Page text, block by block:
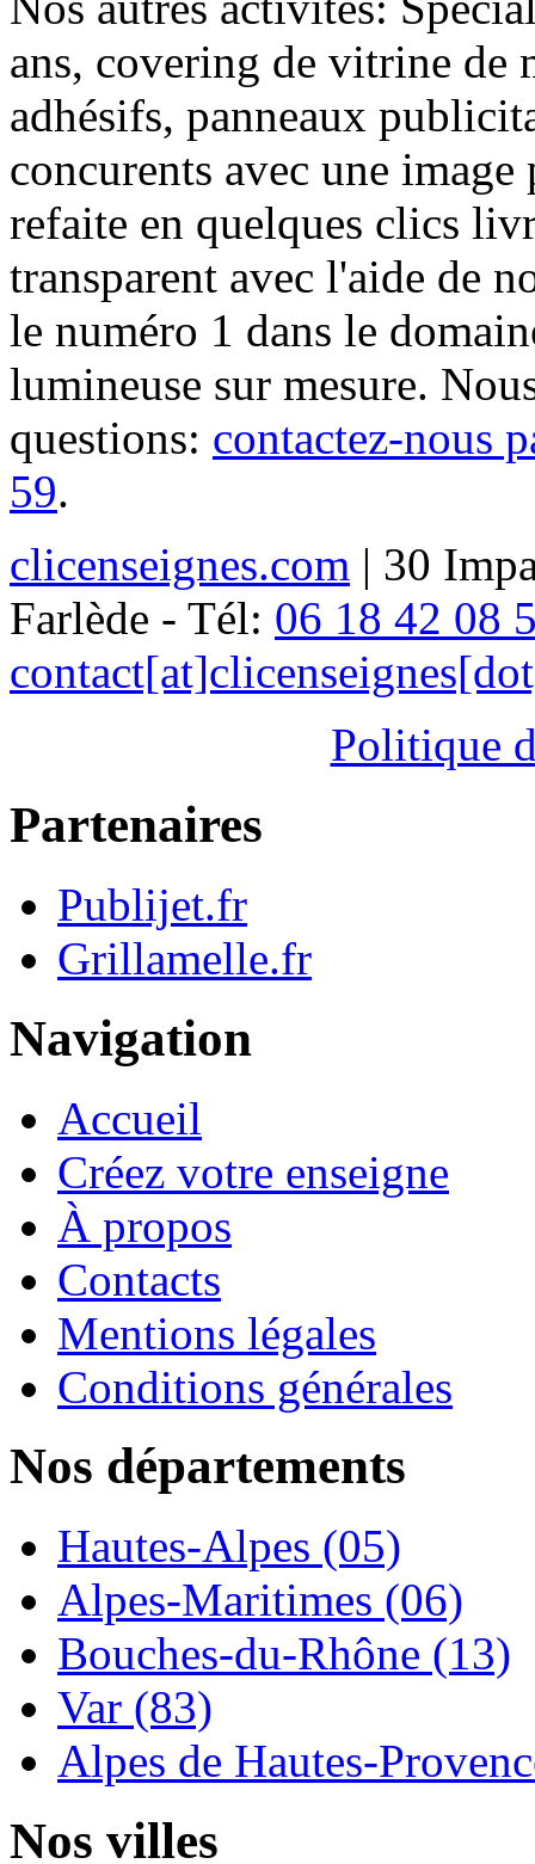
ans, covering de vitrine de
adhésifs, panneaux
concurents avec une
refaite en quelques clics
transparent avec l'aide de
le numéro 1 dans le
lumineuse sur mesure.
questions: contactez-nous
59.
clicenseignes.com | 30
Farlède - Tél: 06 18 42 08
Politique
Partenaires
Publijet.fr
Grillamelle.fr
Navigation
Accueil
Créez votre enseigne
À propos
Contacts
Mentions légales
Conditions générales
Nos départements
Hautes-Alpes (05)
Alpes-Maritimes (06)
Bouches-du-Rhône (13)
Var (83)
Alpes de Hautes-
Nos villes